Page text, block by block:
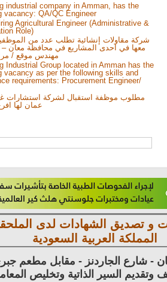
industrial company in Amman, has the
vacancy: QA/QC Engineer
Agricultural Engineer (Administrative &
Role)
شركة مقاولات إنشائية تطلب عدد من
معها في احدى المشاريع في محافظة معان –
مهندس موقع /
Industrial Group located in Amman has the
vacancy as per the following skills and
requirements: Procurement Engineer/
مطلوب موظفة استقبال لشركة استشارات
عمان لها
و تصديق الشهادات لدى
المملكة العربية السعودية
- شارع الجاردنز - مقابل مطعم